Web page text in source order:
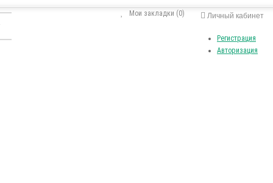
Личный кабинет
Регистрация
Авторизация
Мои закладки (0)